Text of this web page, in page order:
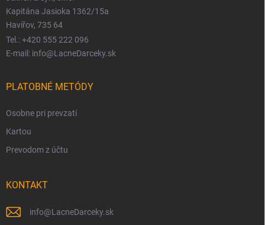
Kapitána Jasioka 1362/15a
Havířov, 735 64
Tel.: +420 555 222 096
E-mail: info@LacneDarceky.sk
PLATOBNÉ METÓDY
Osobne pri prevzatí
Kartou
Prevodom z účtu
KONTAKT
info@LacneDarceky.sk